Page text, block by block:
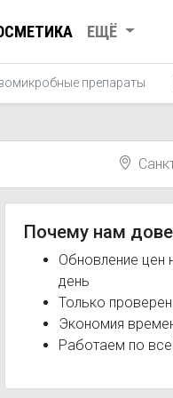
ЕЩЁ
препараты
Почему нам
Обновление цен
день
Только
Экономия
Работаем по